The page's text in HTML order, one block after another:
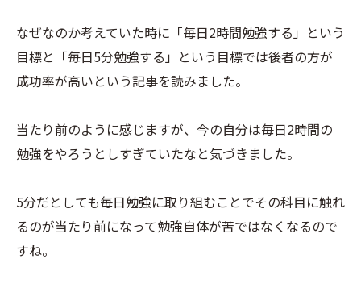
なぜなのか考えていた時に「毎日2時間勉強する」という
目標と「毎日5分勉強する」という目標では後者の方が
成功率が高いという記事を読みました。
当たり前のように感じますが、今の自分は毎日2時間の
勉強をやろうとしすぎていたなと気づきました。
5分だとしても毎日勉強に取り組むことでその科目に触れ
るのが当たり前になって勉強自体が苦ではなくなるので
すね。